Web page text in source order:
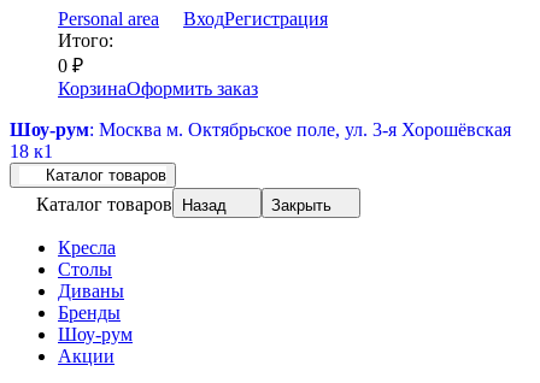
Personal area ВходРегистрация
Итого:
0 ₽
КорзинаОформить заказ
Шоу-рум: Москва м. Октябрьское поле, ул. 3-я Хорошёвская
18 к1
Каталог товаров
Каталог товаров Назад Закрыть
Кресла
Столы
Диваны
Бренды
Шоу-рум
Акции